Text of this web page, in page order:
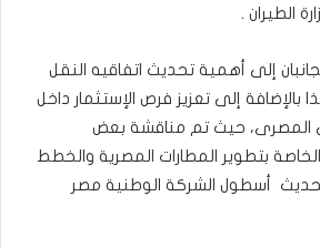
الطيران .
إلى أهمية تحديث اتفاقيه النقل
بالإضافة إلى تعزيز فرص الإستثمار داخل
المصرى، حيث تم مناقشة بعض
بتطوير المطارات المصرية والخطط
أسطول الشركة الوطنية مصر